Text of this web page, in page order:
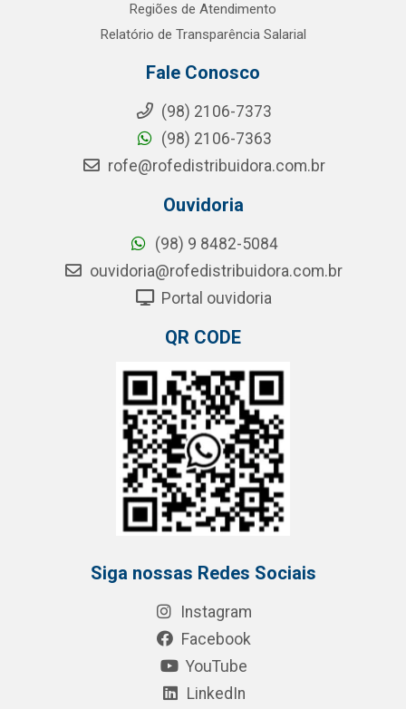
Regiões de Atendimento
Relatório de Transparência Salarial
Fale Conosco
(98) 2106-7373
(98) 2106-7363
rofe@rofedistribuidora.com.br
Ouvidoria
(98) 9 8482-5084
ouvidoria@rofedistribuidora.com.br
Portal ouvidoria
QR CODE
Siga nossas Redes Sociais
Instagram
Facebook
YouTube
LinkedIn